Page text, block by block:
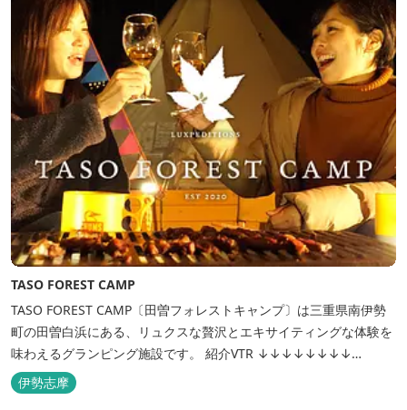
TASO FOREST CAMP
TASO FOREST CAMP〔田曽フォレストキャンプ〕は三重県南伊勢
町の田曽白浜にある、リュクスな贅沢とエキサイティングな体験を
味わえるグランピング施設です。 紹介VTR ↓↓↓↓↓↓↓↓
https://www.youtube.com/watch?v=jpF0wPRjqSw
伊勢志摩